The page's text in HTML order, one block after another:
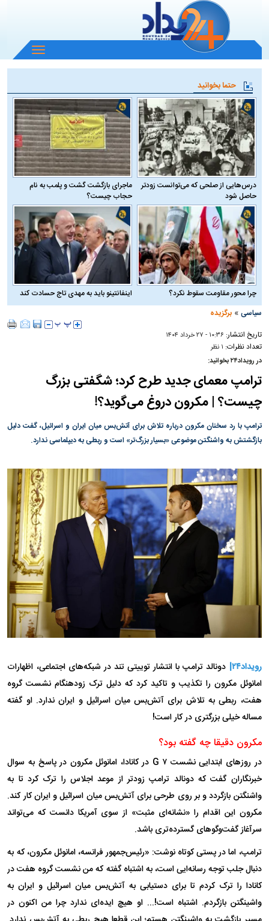
باز
و
منو
حتما بخوانید
درس‌هایی از صلحی که می‌توانست زودتر
حاصل شود
ماجرای بازگشت گشت و پلمب به نام
حجاب چیست؟
چرا محور مقاومت سقوط نکرد؟
اینفانتینو باید به مهدی تاج حسادت کند
سیاسی »برگزیده
تاریخ انتشار: ۱۰:۳۶ - ۲۷ خرداد ۱۴۰۴
تعداد نظرات: ۱ نظر
در رویداد۲۴ بخوانید:
ترامپ معمای جدید طرح کرد؛ شگفتی بزرگ
چیست؟ | مکرون دروغ می‌گوید؟!
ترامپ با رد سخنان مکرون درباره تلاش برای آتش‌بس میان ایران و اسرائیل، گفت دلیل
بازگشتش به واشنگتن موضوعی «بسیار بزرگ‌تر» است و ربطی به دیپلماسی ندارد.
رویداد۲۴|
دونالد ترامپ با انتشار توییتی تند در شبکه‌های اجتماعی، اظهارات
امانوئل مکرون را تکذیب و تاکید کرد که دلیل ترک زودهنگام نشست گروه
هفت، ربطی به تلاش برای آتش‌بس میان اسرائیل و ایران ندارد. او گفته
مساله خیلی بزرگتری در کار است!
مکرون دقیقا چه گفته بود؟
در روز‌های ابتدایی نشست G ۷ در کانادا، امانوئل مکرون در پاسخ به سوال
خبرنگاران گفت که دونالد ترامپ زودتر از موعد اجلاس را ترک کرد تا به
واشنگتن بازگردد و بر روی طرحی برای آتش‌بس میان اسرائیل و ایران کار کند.
مکرون این اقدام را «نشانه‌ای مثبت» از سوی آمریکا دانست که می‌تواند
سرآغاز گفت‌و‌گو‌های گسترده‌تری باشد.
ترامپ، اما در پستی کوتاه نوشت: «رئیس‌جمهور فرانسه، امانوئل مکرون، که به
دنبال جلب توجه رسانه‌ایی است، به اشتباه گفته که من نشست گروه هفت در
کانادا را ترک کردم تا برای دستیابی به آتش‌بس میان اسرائیل و ایران به
واشینگتن بازگردم. اشتباه است!... او هیچ ایده‌ای ندارد چرا من اکنون در